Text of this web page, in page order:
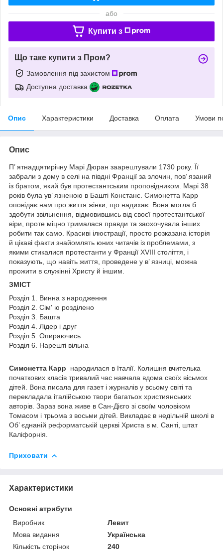
або
Купити з
Що таке купити з Пром?
Замовлення під захистом
Доступна доставка
Опис Характеристики Доставка Оплата Умови
Опис
П’ ятнадцятирічну Марі Дюран заарештували 1730 року. Її
забрали з дому в селі на півдні Франції за злочин, пов’ язаний
із братом, який був протестантським проповідником. Марі 38
років була ув’ язненою в Башті Констанс. Симонетта Карр
оповідає нам про життя жінки, що надихає. Вона могла б
здобути звільнення, відмовившись від своєї протестантської
віри, проте міцно трималася правди та заохочувала інших
робити так само. Красиві ілюстрації, просто розказана історія
й цікаві факти знайомлять юних читачів із проблемами, з
якими стикалися протестанти у Франції XVIII століття, і
показують, що навіть життя, проведене у в’ язниці, можна
прожити в служінні Христу й іншим.
ЗМІСТ
Розділ 1. Винна з народження
Розділ 2. Сім' ю розділено
Розділ 3. Башта
Розділ 4. Лідер і друг
Розділ 5. Опираючись
Розділ 6. Нарешті вільна
Симонетта Карр народилася в Італії. Колишня вчителька
початкових класів тривалий час навчала вдома своїх вісьмох
дітей. Вона писала для газет і журналів у всьому світі та
перекладала італійською твори багатьох християнських
авторів. Зараз вона живе в Сан-Дієго зі своїм чоловіком
Томасом і трьома з восьми дітей. Викладає в недільній школі в
Об’ єднаній реформатській церкві Христа в м. Санті, штат
Каліфорнія.
Приховати
Характеристики
Основні атрибути
Виробник
Левит
Мова видання
Українська
Кількість сторінок
240